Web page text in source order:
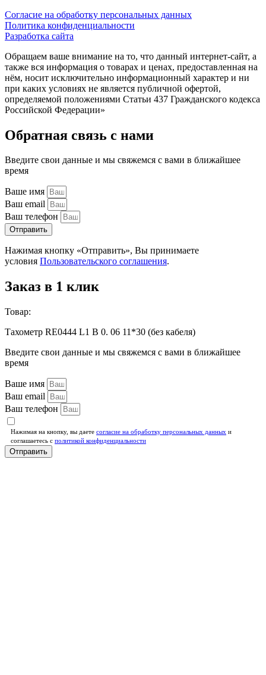
Согласие на обработку персональных данных
Политика конфиденциальности
Разработка сайта
Обращаем ваше внимание на то, что данный интернет-сайт, а
также вся информация о товарах и ценах, предоставленная на
нём, носит исключительно информационный характер и ни
при каких условиях не является публичной офертой,
определяемой положениями Статьи 437 Гражданского кодекса
Российской Федерации»
Обратная связь с нами
Введите свои данные и мы свяжемся с вами в ближайшее
время
Ваше имя
Ваш email
Ваш телефон
Отправить
Нажимая кнопку «Отправить», Вы принимаете
условия Пользовательского соглашения.
Заказ в 1 клик
Товар:
Тахометр RE0444 L1 B 0. 06 11*30 (без кабеля)
Введите свои данные и мы свяжемся с вами в ближайшее
время
Ваше имя
Ваш email
Ваш телефон
Нажимая на кнопку, вы даете согласие на обработку персональных данных и
соглашаетесь c политикой конфиденциальности
Отправить